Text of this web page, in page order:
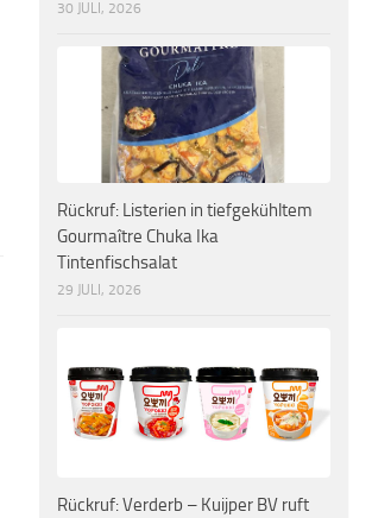
30 JULI, 2026
Rückruf: Listerien in tiefgekühltem
Gourmaître Chuka Ika
Tintenfischsalat
29 JULI, 2026
Rückruf: Verderb – Kuijper BV ruft